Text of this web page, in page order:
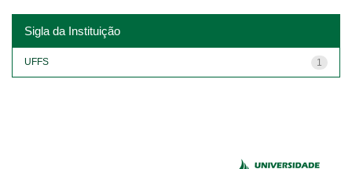
Sigla da Instituição
1
UFFS